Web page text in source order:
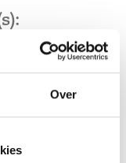
Over
& Verkoudheid